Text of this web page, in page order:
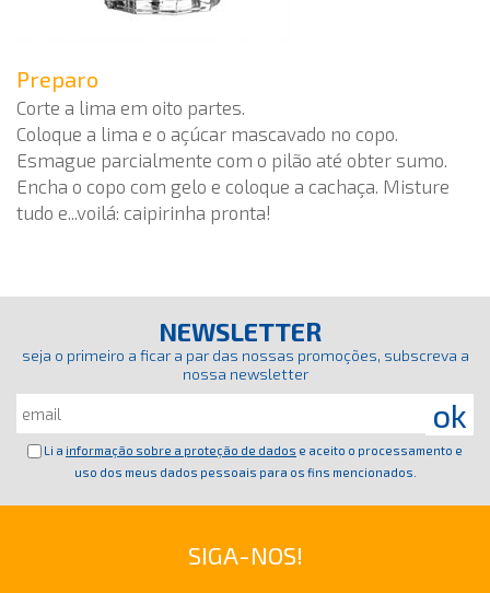
Preparo
Corte a lima em oito partes.
Coloque a lima e o açúcar mascavado no copo.
Esmague parcialmente com o pilão até obter sumo.
Encha o copo com gelo e coloque a cachaça. Misture
tudo e...voilá: caipirinha pronta!
NEWSLETTER
seja o primeiro a ficar a par das nossas promoções, subscreva a
nossa newsletter
Li a informação sobre a proteção de dados e aceito o processamento e
uso dos meus dados pessoais para os fins mencionados.
SIGA-NOS!